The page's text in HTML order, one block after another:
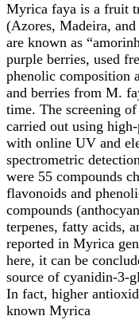
Myrica faya is a fruit
(Azores, Madeira,
are known as
purple berries, used
phenolic composition
and berries from M.
time. The screening
carried out using
with online UV and
spectrometric
were 55 compounds
flavonoids and
compounds
terpenes, fatty acids,
reported in Myrica
here, it can be
source of cyanidin-3-
In fact, higher
known Myrica